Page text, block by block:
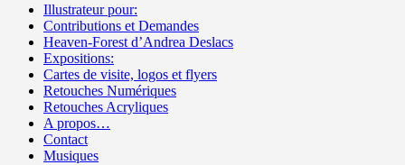
Illustrateur pour:
Contributions et Demandes
Heaven-Forest d’Andrea Deslacs
Expositions:
Cartes de visite, logos et flyers
Retouches Numériques
Retouches Acryliques
A propos…
Contact
Musiques